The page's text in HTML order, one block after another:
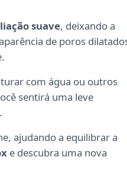
suave, deixando a
de poros
com água ou outros
sentirá uma leve
ajudando a equilibrar a
e descubra uma nova